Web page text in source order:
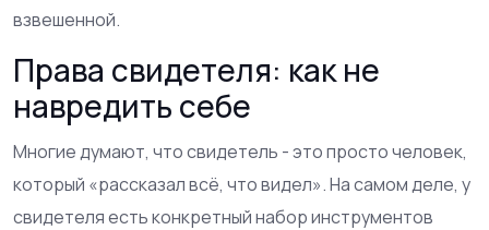
взвешенной.
Права свидетеля: как не
навредить себе
Многие думают, что свидетель - это просто человек,
который «рассказал всё, что видел». На самом деле, у
свидетеля есть конкретный набор инструментов